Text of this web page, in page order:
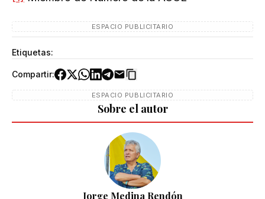
ESPACIO PUBLICITARIO
Etiquetas:
Compartir:
ESPACIO PUBLICITARIO
Sobre el autor
Jorge Medina Rendón